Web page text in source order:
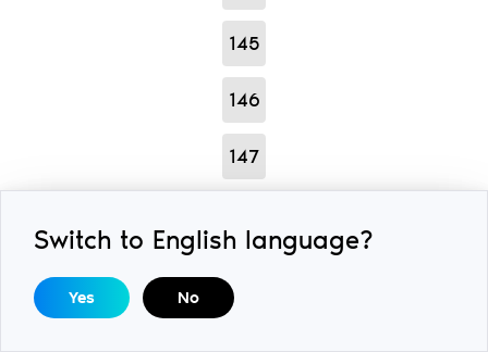
145
146
147
Switch to English language?
Yes No